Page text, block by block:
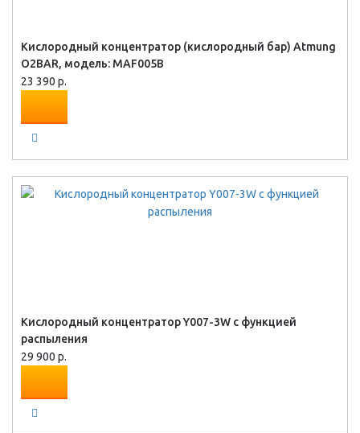
Кислородный концентратор (кислородный бар) Atmung
O2BAR, модель: MAF005B
23 390 р.
Кислородный концентратор Y007-3W с функцией
распыления
29 900 р.